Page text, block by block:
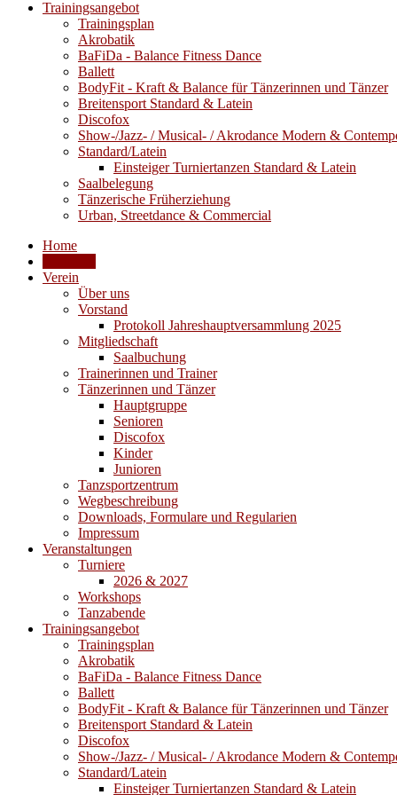
Trainingsangebot
Trainingsplan
Akrobatik
BaFiDa - Balance Fitness Dance
Ballett
BodyFit - Kraft & Balance für Tänzerinnen und Tänzer
Breitensport Standard & Latein
Discofox
Show-/Jazz- / Musical- / Akrodance Modern &
Standard/Latein
Einsteiger Turniertanzen Standard & Latein
Saalbelegung
Tänzerische Früherziehung
Urban, Streetdance & Commercial
Home
Verein
Über uns
Vorstand
Protokoll Jahreshauptversammlung 2025
Mitgliedschaft
Saalbuchung
Trainerinnen und Trainer
Tänzerinnen und Tänzer
Hauptgruppe
Senioren
Discofox
Kinder
Junioren
Tanzsportzentrum
Wegbeschreibung
Downloads, Formulare und Regularien
Impressum
Veranstaltungen
Turniere
2026 & 2027
Workshops
Tanzabende
Trainingsangebot
Trainingsplan
Akrobatik
BaFiDa - Balance Fitness Dance
Ballett
BodyFit - Kraft & Balance für Tänzerinnen und Tänzer
Breitensport Standard & Latein
Discofox
Show-/Jazz- / Musical- / Akrodance Modern &
Standard/Latein
Einsteiger Turniertanzen Standard & Latein